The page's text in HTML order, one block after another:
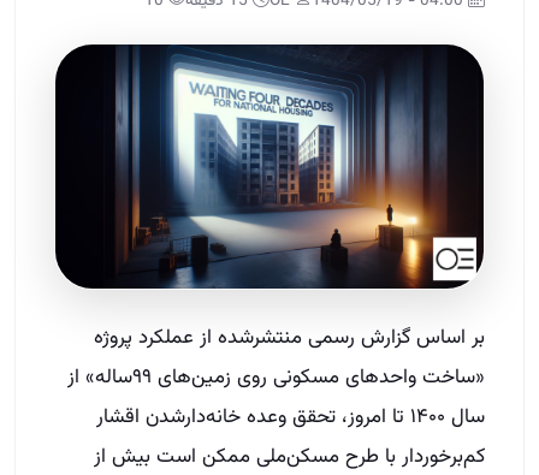
بر اساس گزارش رسمی منتشرشده از عملکرد پروژه
«ساخت واحدهای مسکونی روی زمین‌های ۹۹ساله» از
سال ۱۴۰۰ تا امروز، تحقق وعده خانه‌دارشدن اقشار
کم‌برخوردار با طرح مسکن‌ملی ممکن است بیش از